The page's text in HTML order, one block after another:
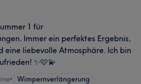
1 für
Immer ein perfektes Ergebnis,
eine liebevolle Atmosphäre. Ich bin
✨🩷💫
• Wimpernverlängerung